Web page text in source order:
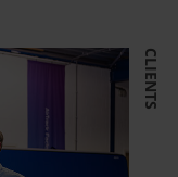
CLIENTS